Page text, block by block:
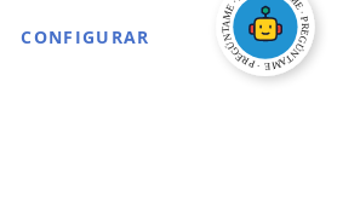
CONFIGURAR